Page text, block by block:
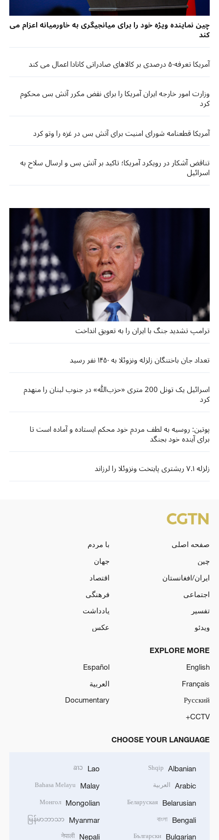
چین نماینده ویژه خود را برای میانجیگری به خاورمیانه اعزام می
کند
آمریکا تعرفه۵۰ درصدی بر کالاهای صادراتی کانادا اعمال می کند
وزارت امور خارجه ایران آمریکا را برای نقض مکرر آتش بس محکوم
کرد
آمریکا قطعنامه شورای امنیت برای آتش بس در غزه را وتو کرد
تناقض آشکار در رویکرد آمریکا؛ تاکید بر آتش بس و ارسال سلاح به
اسرائیل
ترامپ تشدید جنگ با ایران را به تعویق انداخت
تعداد جان باختنگان زلزله ونزوئلا به ۱۴۵۰ نفر رسید
اسرائیل یک تونل 200 متری «حزب‌الله» در جنوب لبنان را منهدم
کرد
پوتین: روسیه به لطف مردم خود محکم ایستاده و آماده است تا
برای آینده خود بجنگد
زلزله‌ ۷.۱ ریشتری پایتخت ونزوئلا را لرزاند
صفحه اصلی
با مردم
چین
جهان
ایران/افغانستان
اقتصاد
اجتماعی
فرهنگی
تفسیر
یادداشت
ویدئو
عکس
EXPLORE MORE
English
Español
Français
العربية
Русский
Documentary
CCTV+
CHOOSE YOUR LANGUAGE
Albanian
Shqip
Arabic العربية
Belarusian
Беларуская
Bengali
বাংলা
Bulgarian
Български
Lao
ລາວ
Malay
Bahasa Melayu
Mongolian
Монгол
Myanmar
မြန်မာဘာသာ
Nepali
नेपाली